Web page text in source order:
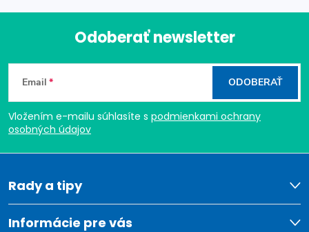
Z
á
p
ä
t
Odoberať newsletter
Email
Vložením e-mailu súhlasíte s podmienkami ochrany
osobných údajov
ODOBERAŤ
Rady a tipy
Informácie pre vás